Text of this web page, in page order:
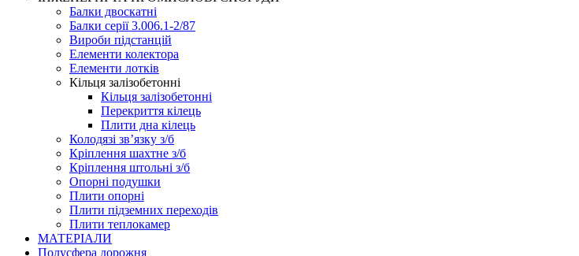
Балки двоскатні
Балки серії 3.006.1-2/87
Вироби підстанцій
Елементи колектора
Елементи лотків
Кільця залізобетонні
Кільця залізобетонні
Перекриття кілець
Плити дна кілець
Колодязі зв’язку з/б
Кріплення шахтне з/б
Кріплення штольні з/б
Опорні подушки
Плити опорні
Плити підземних переходів
Плити теплокамер
МАТЕРІАЛИ
Полусфера дорожня